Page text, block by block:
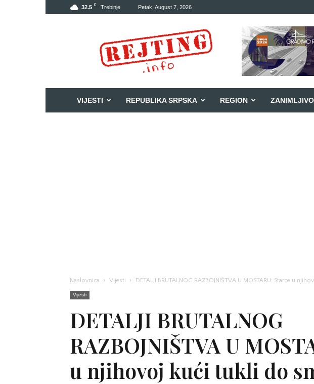
32.5 C Trebinje Petak, August 7, 2026
VIJESTI REPUBLIKA SRPSKA REGION
Naslovnica Vijesti DETALJI BRUTALNOG RAZBOJNIŠTVA U MOSTARU: Starce u
Vijesti
DETALJI BRUTALNOG
RAZBOJNIŠTVA U
u njihovoj kući tukli do